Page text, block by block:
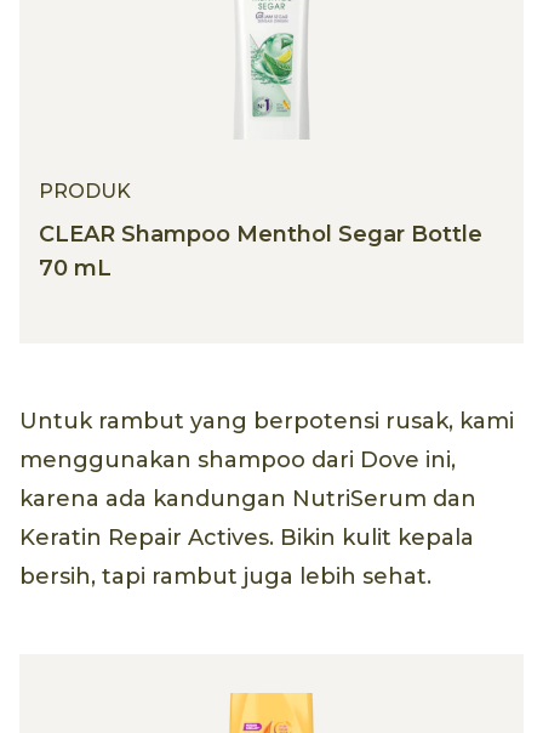
PRODUK
CLEAR Shampoo Menthol Segar Bottle
70 mL
Untuk rambut yang berpotensi rusak, kami
menggunakan shampoo dari Dove ini,
karena ada kandungan NutriSerum dan
Keratin Repair Actives. Bikin kulit kepala
bersih, tapi rambut juga lebih sehat.